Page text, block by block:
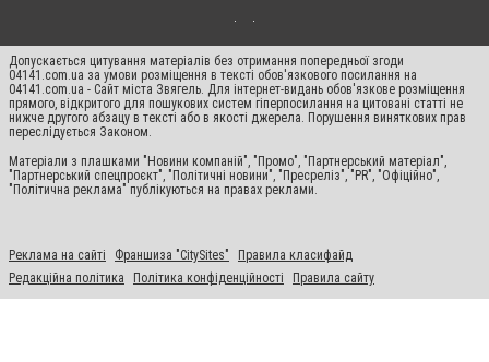
Допускається цитування матеріалів без отримання попередньої згоди
04141.com.ua за умови розміщення в тексті обов'язкового посилання на
04141.com.ua - Сайт міста Звягель. Для інтернет-видань обов'язкове розміщення
прямого, відкритого для пошукових систем гіперпосилання на цитовані статті не
нижче другого абзацу в тексті або в якості джерела. Порушення виняткових прав
переслідується Законом.
Матеріали з плашками "Новини компаній", "Промо", "Партнерський матеріал",
"Партнерський спецпроєкт", "Політичні новини", "Пресреліз", "PR", "Офіційно",
"Політична реклама" публікуються на правах реклами.
Реклама на сайті Франшиза "CitySites"
Правила класифайд
Редакційна політика
Політика конфіденційності Правила сайту